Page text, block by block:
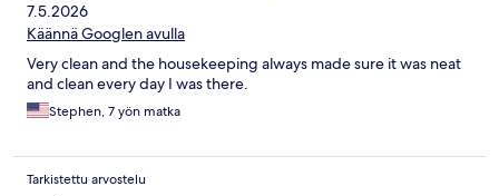
7.5.2026
Käännä Googlen avulla
Very clean and the housekeeping always made sure it was neat
and clean every day I was there.
Stephen, 7 yön matka
Tarkistettu arvostelu